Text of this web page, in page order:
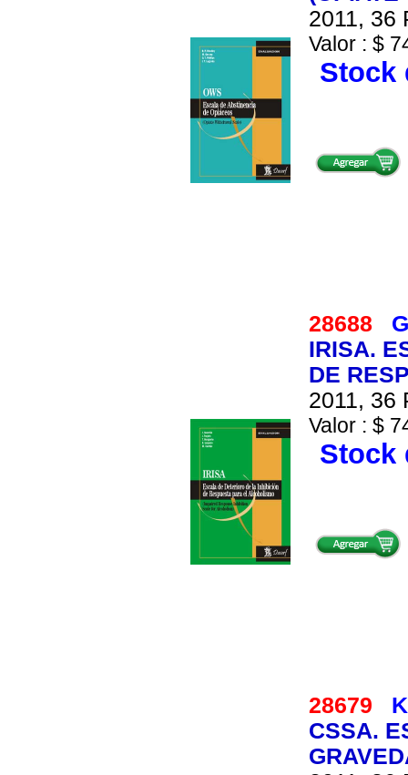
2011, 36
Valor : $
Stock
28688
IRISA.
DE
2011, 36
Valor : $
Stock
28679
CSSA.